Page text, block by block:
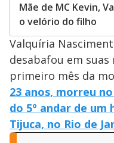
Mãe de MC Kevin,
o velório do filho
Valquíria
desabafou em
primeiro mês da
23 anos, morreu
do 5º andar de
Tijuca, no Rio de